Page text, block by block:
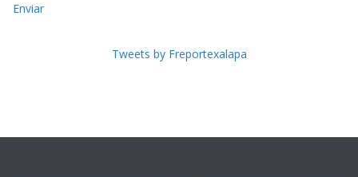
Enviar
Tweets by Freportexalapa